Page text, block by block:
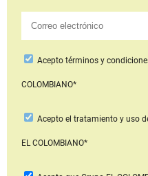
Aceptotérminos y
COLOMBIANO*
Acepto el tratamiento y uso
EL COLOMBIANO*